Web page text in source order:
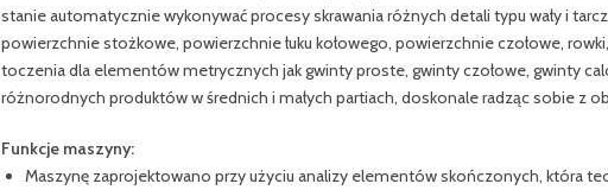
stanie automatycznie wykonywać procesy skrawania różnych detali typu wały i
powierzchnie stożkowe, powierzchnie łuku kołowego, powierzchnie czołowe,
toczenia dla elementów metrycznych jak gwinty proste, gwinty czołowe, gwinty
różnorodnych produktów w średnich i małych partiach, doskonale radząc sobie z
Funkcje maszyny:
Maszynę zaprojektowano przy użyciu analizy elementów skończonych, która